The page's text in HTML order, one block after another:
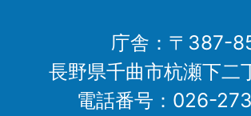
庁舎：〒387-
長野県千曲市杭瀬下二
電話番号：026-